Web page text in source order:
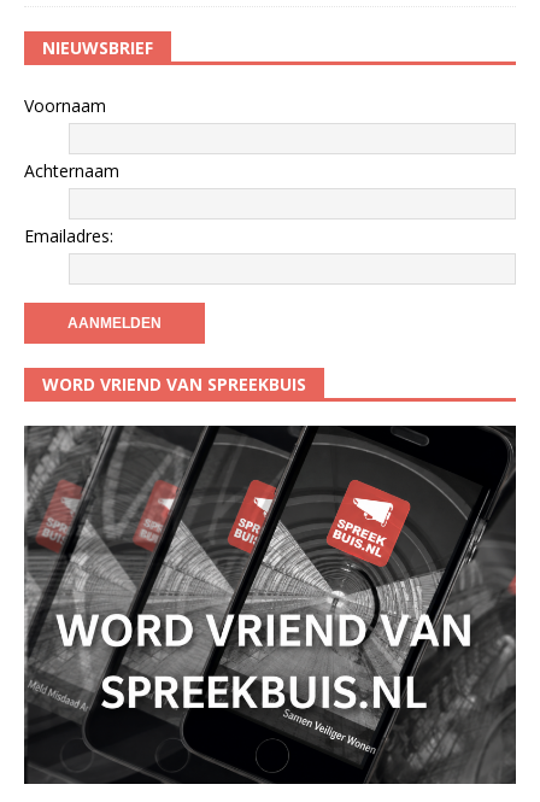
NIEUWSBRIEF
Voornaam
Achternaam
Emailadres:
WORD VRIEND VAN SPREEKBUIS